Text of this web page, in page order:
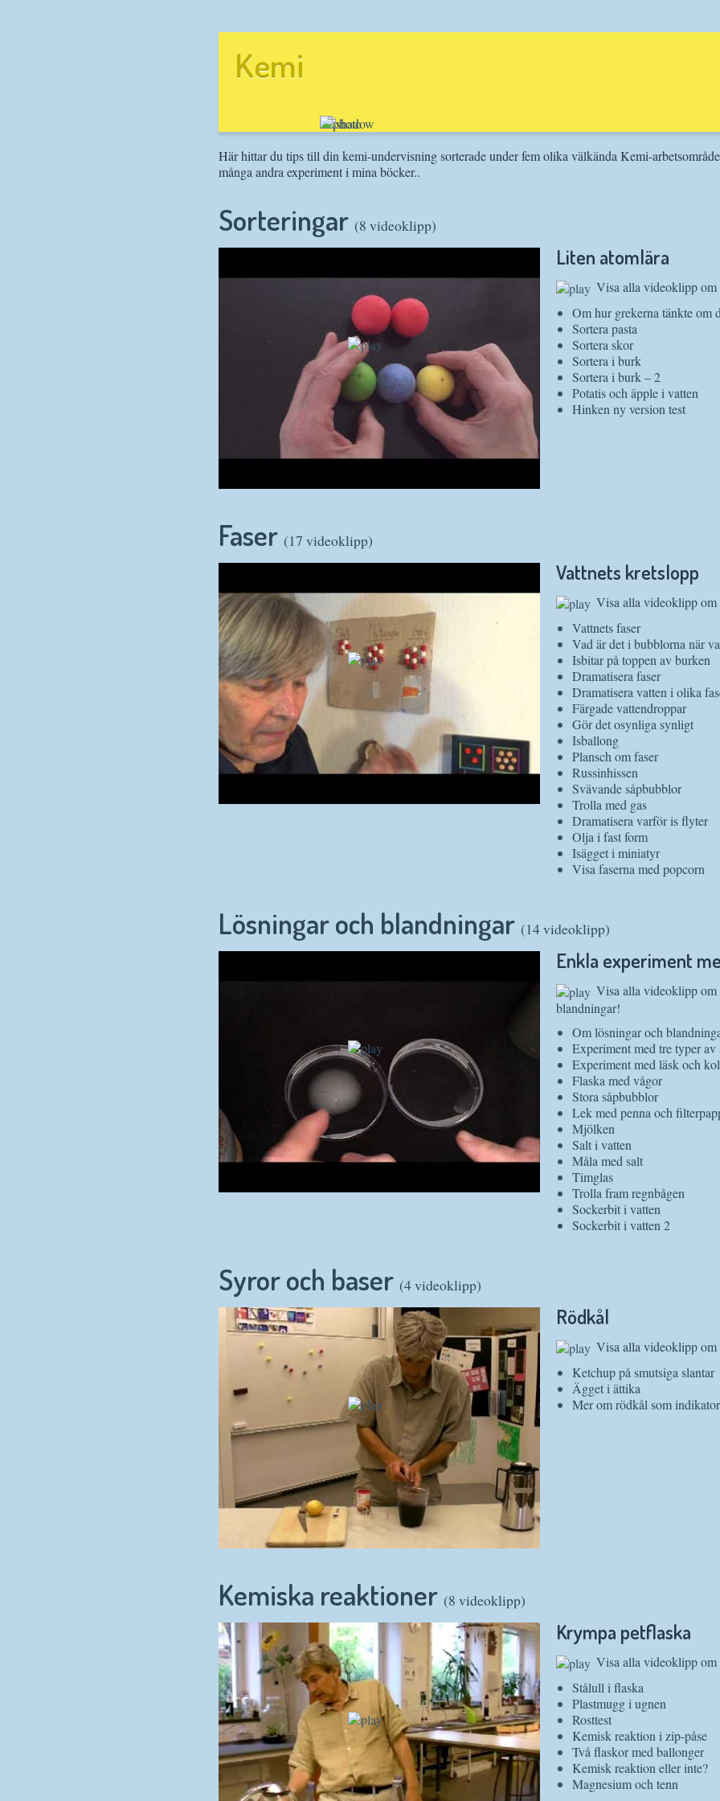
Kemi
Här hittar du tips till din kemi-undervisning sorterade under fem olika välkända Kemi-
många andra experiment i mina böcker..
Sorteringar (8 videoklipp)
Liten atomlära
Visa alla videoklipp om
Om hur grekerna tänkte om
Sortera pasta
Sortera skor
Sortera i burk
Sortera i burk – 2
Potatis och äpple i vatten
Hinken ny version test
Faser (17 videoklipp)
Vattnets kretslopp
Visa alla videoklipp om
Vattnets faser
Vad är det i bubblorna när
Isbitar på toppen av burken
Dramatisera faser
Dramatisera vatten i olika
Färgade vattendroppar
Gör det osynliga synligt
Isballong
Plansch om faser
Russinhissen
Svävande såpbubblor
Trolla med gas
Dramatisera varför is flyter
Olja i fast form
Isägget i miniatyr
Visa faserna med popcorn
Lösningar och blandningar (14 videoklipp)
Enkla experiment
Visa alla videoklipp om
blandningar!
Om lösningar och
Experiment med tre typer av
Experiment med läsk och
Flaska med vågor
Stora såpbubblor
Lek med penna och
Mjölken
Salt i vatten
Måla med salt
Timglas
Trolla fram regnbågen
Sockerbit i vatten
Sockerbit i vatten 2
Syror och baser (4 videoklipp)
Rödkål
Visa alla videoklipp om
Ketchup på smutsiga slantar
Ägget i ättika
Mer om rödkål som indikator
Kemiska reaktioner (8 videoklipp)
Krympa petflaska
Visa alla videoklipp om
Stålull i flaska
Plastmugg i ugnen
Rosttest
Kemisk reaktion i zip-påse
Två flaskor med ballonger
Kemisk reaktion eller inte?
Magnesium och tenn